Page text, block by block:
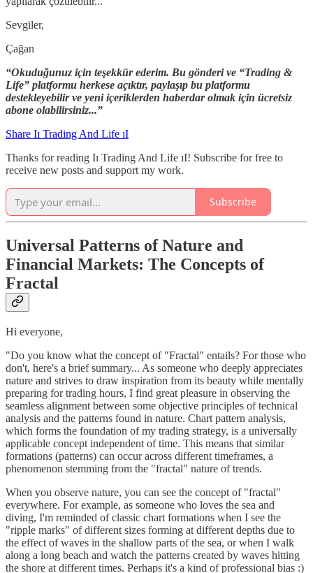
Sevgiler,
Çağan
“Okuduğunuz için teşekkür ederim. Bu gönderi ve “Trading &
Life” platformu herkese açıktır, paylaşıp bu platformu
destekleyebilir ve yeni içeriklerden haberdar olmak için ücretsiz
abone olabilirsiniz...”
Share Iı Trading And Life ıI
Thanks for reading Iı Trading And Life ıI! Subscribe for free to
receive new posts and support my work.
Subscribe
Universal Patterns of Nature and
Financial Markets: The Concepts of
Fractal
Hi everyone,
"Do you know what the concept of "Fractal" entails? For those who
don't, here's a brief summary... As someone who deeply appreciates
nature and strives to draw inspiration from its beauty while mentally
preparing for trading hours, I find great pleasure in observing the
seamless alignment between some objective principles of technical
analysis and the patterns found in nature. Chart pattern analysis,
which forms the foundation of my trading strategy, is a universally
applicable concept independent of time. This means that similar
formations (patterns) can occur across different timeframes, a
phenomenon stemming from the "fractal" nature of trends.
When you observe nature, you can see the concept of "fractal"
everywhere. For example, as someone who loves the sea and
diving, I'm reminded of classic chart formations when I see the
"ripple marks" of different sizes forming at different depths due to
the effect of waves in the shallow parts of the sea, or when I walk
along a long beach and watch the patterns created by waves hitting
the shore at different times. Perhaps it's a kind of professional bias :)